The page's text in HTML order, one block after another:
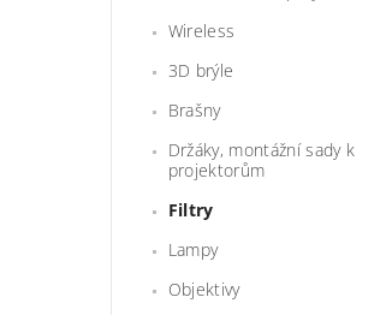
Wireless
3D brýle
Brašny
Držáky, montážní sady k
projektorům
Filtry
Lampy
Objektivy